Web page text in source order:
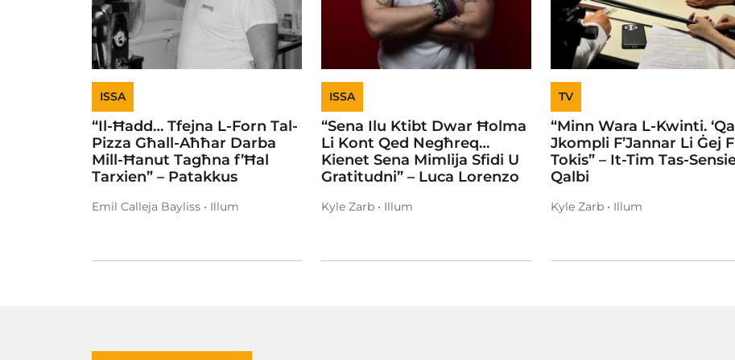
ISSA
“Il-Ħadd… Tfejna L-Forn Tal-
Pizza Għall-Aħħar Darba
Mill-Ħanut Tagħna f’Ħal
Tarxien” – Patakkus
Emil Calleja Bayliss • Illum
ISSA
“Sena Ilu Ktibt Dwar Ħolma
Li Kont Qed Negħreq…
Kienet Sena Mimlija Sfidi U
Gratitudni” – Luca Lorenzo
Kyle Zarb • Illum
TV
“Minn Wara L-Kwinti.
Jkompli F’Jannar Li Ġej
Tokis” – It-Tim Tas-
Qalbi
Kyle Zarb • Illum